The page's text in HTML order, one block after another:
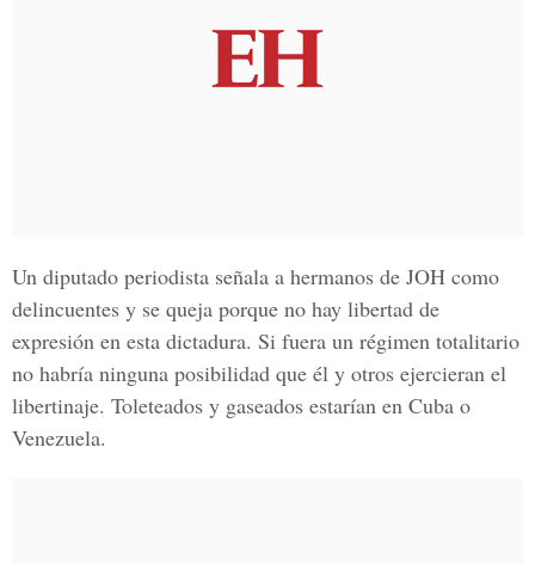
Un diputado periodista señala a hermanos de JOH como
delincuentes y se queja porque no hay libertad de
expresión en esta dictadura. Si fuera un régimen totalitario
no habría ninguna posibilidad que él y otros ejercieran el
libertinaje. Toleteados y gaseados estarían en Cuba o
Venezuela.